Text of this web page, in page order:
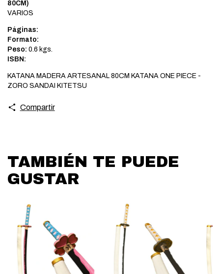
80CM)
VARIOS
Páginas:
Formato:
Peso: 0.6 kgs.
ISBN:
KATANA MADERA ARTESANAL 80CM KATANA ONE PIECE -
ZORO SANDAI KITETSU
Compartir
TAMBIÉN TE PUEDE
GUSTAR